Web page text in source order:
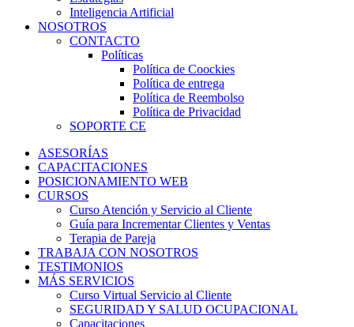
Inteligencia Artificial
NOSOTROS
CONTACTO
Políticas
Política de Coockies
Política de entrega
Política de Reembolso
Política de Privacidad
SOPORTE CE
ASESORÍAS
CAPACITACIONES
POSICIONAMIENTO WEB
CURSOS
Curso Atención y Servicio al Cliente
Guía para Incrementar Clientes y Ventas
Terapia de Pareja
TRABAJA CON NOSOTROS
TESTIMONIOS
MÁS SERVICIOS
Curso Virtual Servicio al Cliente
SEGURIDAD Y SALUD OCUPACIONAL
Capacitaciones